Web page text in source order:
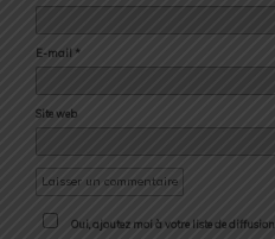
E-mail *
Site web
Oui, ajoutez moi à votre liste de diffusion.